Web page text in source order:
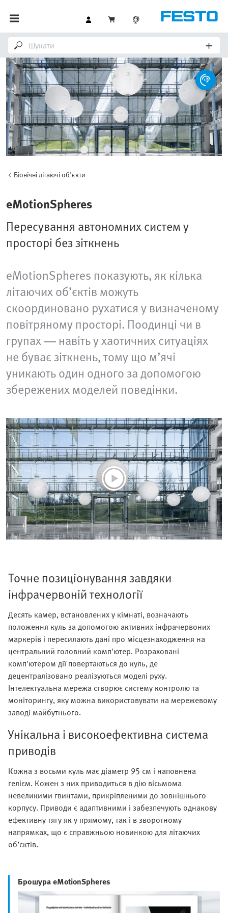
Біонічні літаючі об'єкти
eMotionSpheres
Пересування автономних систем у
просторі без зіткнень
eMotionSpheres показують, як кілька
літаючих об’єктів можуть
скоординовано рухатися у визначеному
повітряному просторі. Поодинці чи в
групах — навіть у хаотичних ситуаціях
не буває зіткнень, тому що м’ячі
уникають один одного за допомогою
збережених моделей поведінки.
Точне позиціонування завдяки
інфрачервоній технології
Десять камер, встановлених у кімнаті, возначають
положення куль за допомогою активних інфрачервоних
маркерів і пересилають дані про місцезнаходження на
центральний головний комп'ютер. Розраховані
комп'ютером дії повертаються до куль, де
децентралізовано реалізуються моделі руху.
Інтелектуальна мережа створює систему контролю та
моніторингу, яку можна використовувати на мережевому
заводі майбутнього.
Унікальна і високоефективна система
приводів
Кожна з восьми куль має діаметр 95 см і наповнена
гелієм. Кожен з них приводиться в дію вісьмома
невеликими гвинтами, прикріпленими до зовнішнього
корпусу. Приводи є адаптивними і забезпечують однакову
ефективну тягу як у прямому, так і в зворотному
напрямках, що є справжньою новинкою для літаючих
об’єктів.
Брошура eMotionSpheres